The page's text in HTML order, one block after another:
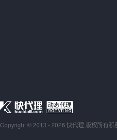
Copyright © 2013 - 2026 快代理 版权所有积